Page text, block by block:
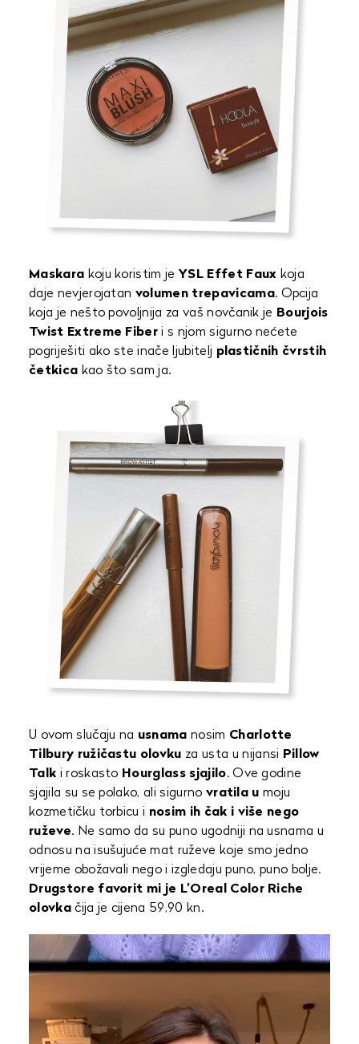
Maskara koju koristim jeYSL Effet Faux koja
daje nevjerojatan volumen trepavicama. Opcija
koja je nešto povoljnija za vaš novčanik je Bourjois
Twist Extreme Fiber i s njom sigurno nećete
pogriješiti ako ste inače ljubitelj plastičnih čvrstih
četkica kao što sam ja.
U ovom slučaju na usnama nosim Charlotte
Tilbury ružičastu olovku za usta u nijansi Pillow
Talk i roskasto Hourglass sjajilo. Ove godine
sjajila su se polako, ali sigurno vratila umoju
kozmetičku torbicu i nosim ih čak i više nego
ruževe. Ne samo da su puno ugodniji na usnama u
odnosu na isušujuće mat ruževe koje smo jedno
vrijeme obožavali nego i izgledaju puno, puno bolje.
Drugstore favorit mi je L’Oreal Color Riche
olovkačija je cijena 59,90 kn.
Video
Player